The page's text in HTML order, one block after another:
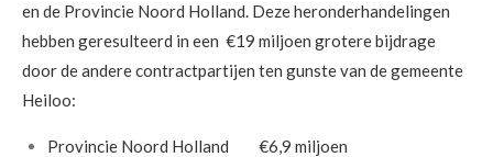
en de Provincie Noord Holland. Deze heronderhandelingen
hebben geresulteerd in een €19 miljoen grotere bijdrage
door de andere contractpartijen ten gunste van de gemeente
Heiloo:
Provincie Noord Holland €6,9 miljoen